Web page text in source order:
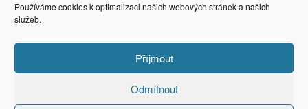
Používáme cookies k optimalizaci našich webových stránek a našich
služeb.
Příjmout
Odmítnout
Petr Zámečník
Privacy & Cookies: This site uses cookies. By continuing to use this
website, you agree to their use.
To find out more, including how to control cookies, see here: